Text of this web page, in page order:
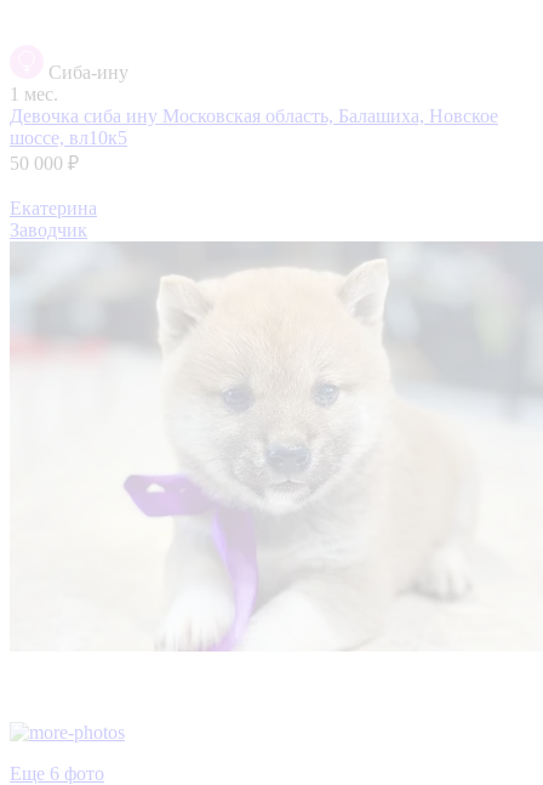
Сиба-ину
1 мес.
Девочка сиба ину Московская область, Балашиха, Новское
шоссе, вл10к5
50 000 ₽
Екатерина
Заводчик
Еще 6 фото